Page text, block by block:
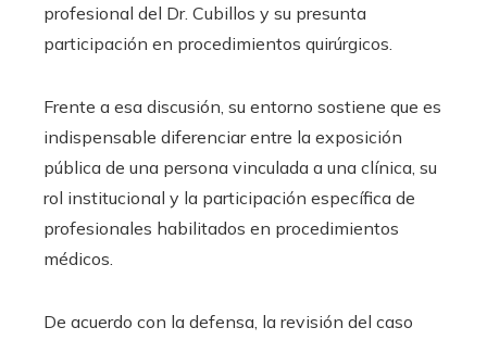
profesional del Dr. Cubillos y su presunta
participación en procedimientos quirúrgicos.
Frente a esa discusión, su entorno sostiene que es
indispensable diferenciar entre la exposición
pública de una persona vinculada a una clínica, su
rol institucional y la participación específica de
profesionales habilitados en procedimientos
médicos.
De acuerdo con la defensa, la revisión del caso